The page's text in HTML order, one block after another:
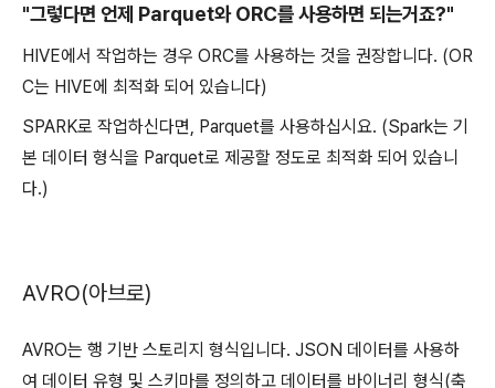
"그렇다면 언제 Parquet와 ORC를 사용하면 되는거죠?"
HIVE에서 작업하는 경우 ORC를 사용하는 것을 권장합니다. (OR
C는 HIVE에 최적화 되어 있습니다)
SPARK로 작업하신다면, Parquet를 사용하십시요. (Spark는 기
본 데이터 형식을 Parquet로 제공할 정도로 최적화 되어 있습니
다.)
AVRO(아브로)
AVRO는 행 기반 스토리지 형식입니다. JSON 데이터를 사용하
여 데이터 유형 및 스키마를 정의하고 데이터를 바이너리 형식(축